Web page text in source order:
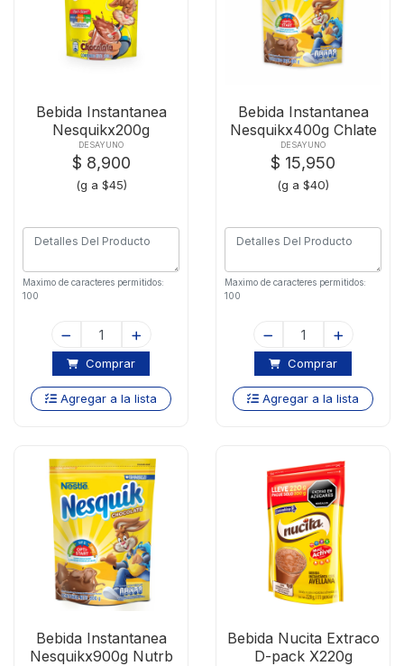
Bebida Instantanea
Nesquikx200g
Chocolate Gts 10
DESAYUNO
$ 8,900
(g a $45)
Maximo de caracteres permitidos:
100
Comprar
Agregar a la lista
Bebida Instantanea
Nesquikx400g Chlate
D-p
DESAYUNO
$ 15,950
(g a $40)
Maximo de caracteres permitidos:
100
Comprar
Agregar a la lista
Bebida Instantanea
Nesquikx900g Nutrb
Bebida Nucita Extraco
D-pack X220g